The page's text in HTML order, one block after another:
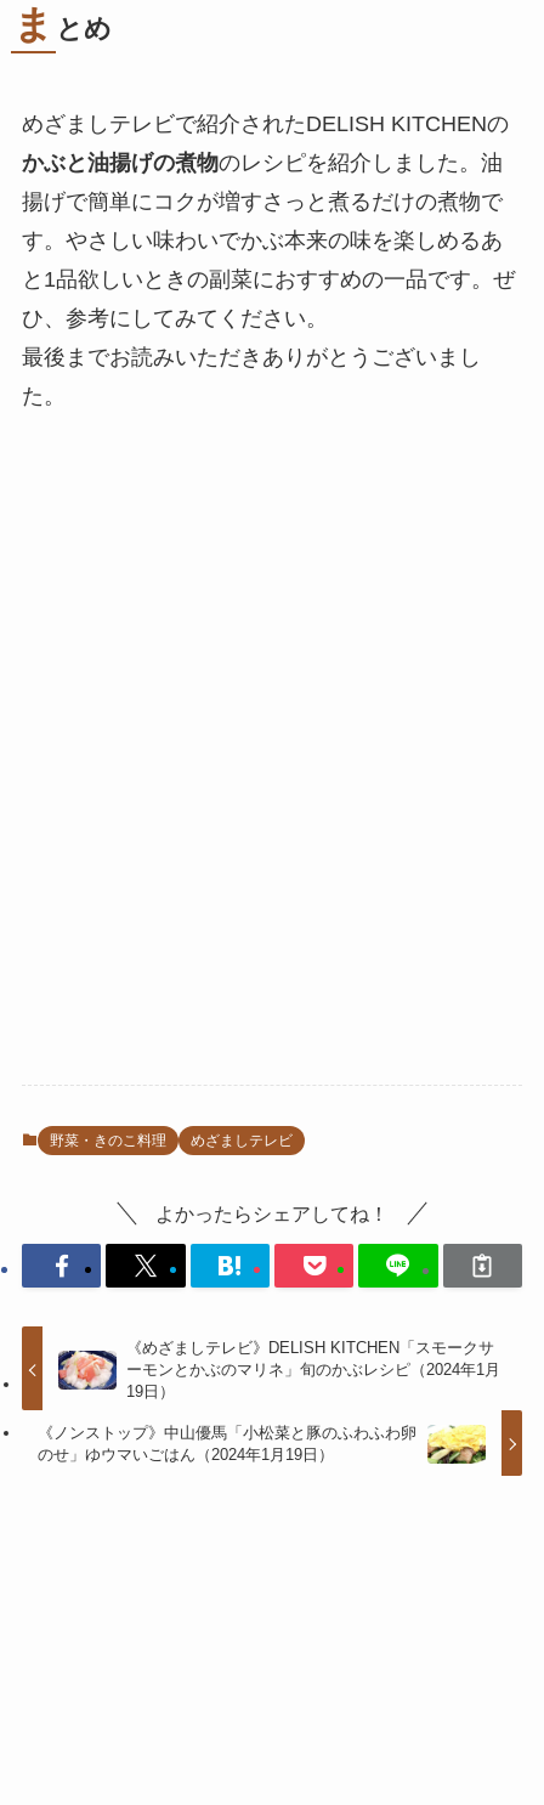
ま とめ
めざましテレビで紹介されたDELISH KITCHENの
かぶと油揚げの煮物のレシピを紹介しました。油
揚げで簡単にコクが増すさっと煮るだけの煮物で
す。やさしい味わいでかぶ本来の味を楽しめるあ
と1品欲しいときの副菜におすすめの一品です。ぜ
ひ、参考にしてみてください。
最後までお読みいただきありがとうございまし
た。
野菜・きのこ料理 めざましテレビ
よかったらシェアしてね！
《めざましテレビ》DELISH KITCHEN「スモークサ
ーモンとかぶのマリネ」旬のかぶレシピ（2024年1月
19日）
《ノンストップ》中山優馬「小松菜と豚のふわふわ卵
のせ」ゆウマいごはん（2024年1月19日）